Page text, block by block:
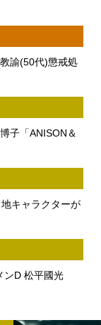
諭(50代)懲戒処
子「ANISON＆
キャラクターが
D 松平國光